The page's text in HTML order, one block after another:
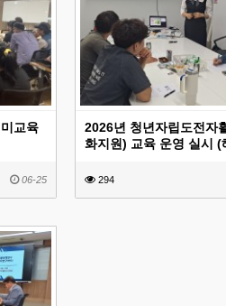
교육
06-25
2026년 청년자립도전자
화지원) 교육 운영 실시 (
294